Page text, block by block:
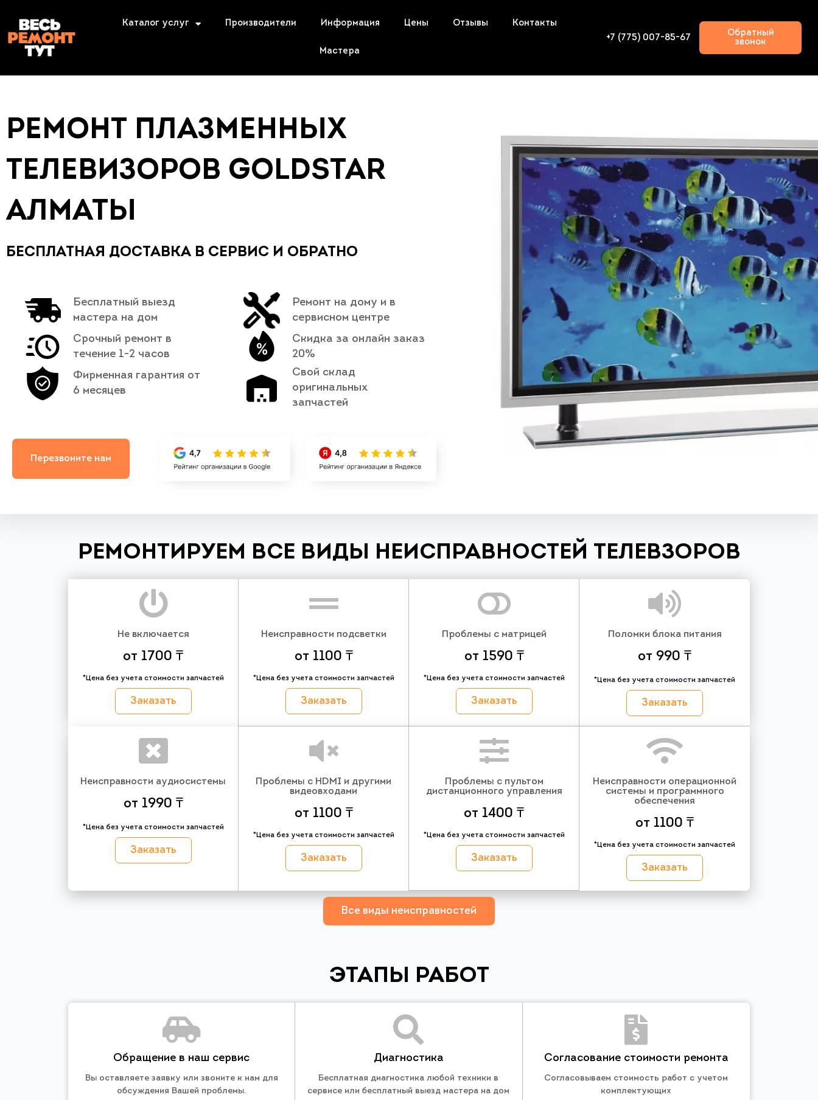
Каталог услуг Производители Информация Цены Отзывы Контакты
Мастера
+7 (775) 007-85-67
Обратный
звонок
РЕМОНТ ПЛАЗМЕННЫХ
ТЕЛЕВИЗОРОВ GOLDSTAR
АЛМАТЫ
БЕСПЛАТНАЯ ДОСТАВКА В СЕРВИС И ОБРАТНО
Бесплатный выезд
мастера на дом
Срочный ремонт в
течение 1-2 часов
Фирменная гарантия от
6 месяцев
Ремонт на дому и в
сервисном центре
Скидка за онлайн заказ
20%
Свой склад
оригинальных
запчастей
Перезвоните нам
РЕМОНТИРУЕМ ВСЕ ВИДЫ НЕИСПРАВНОСТЕЙ ТЕЛЕВЗОРОВ
Не включается
от 1700 ₸
*Цена без учета стоимости запчастей
Заказать
Неисправности подсветки
от 1100 ₸
*Цена без учета стоимости запчастей
Заказать
Проблемы с матрицей
от 1590 ₸
*Цена без учета стоимости запчастей
Заказать
Поломки блока питания
от 990 ₸
*Цена без учета стоимости запчастей
Заказать
Неисправности аудиосистемы
от 1990 ₸
*Цена без учета стоимости запчастей
Заказать
Проблемы с HDMI и другими
видеовходами
от 1100 ₸
*Цена без учета стоимости запчастей
Заказать
Проблемы с пультом
дистанционного управления
от 1400 ₸
*Цена без учета стоимости запчастей
Заказать
Неисправности операционной
системы и программного
обеспечения
от 1100 ₸
*Цена без учета стоимости запчастей
Заказать
Все виды неисправностей
ЭТАПЫ РАБОТ
Обращение в наш сервис
Вы оставляете заявку или звоните к нам для
обсуждения Вашей проблемы.
Диагностика
Бесплатная диагностика любой техники в
сервисе или бесплатный выезд мастера на дом
Согласование стоимости ремонта
Согласовываем стоимость работ с учетом
комплектующих